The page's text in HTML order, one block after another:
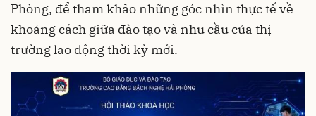
Phòng, để tham khảo những góc nhìn thực tế về
khoảng cách giữa đào tạo và nhu cầu của thị
trường lao động thời kỳ mới.